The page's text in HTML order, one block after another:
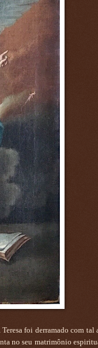
foi derramado com tal
no seu matrimônio